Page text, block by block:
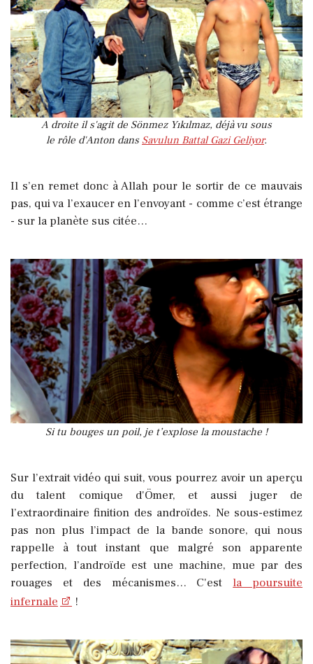
A droite il s'agit de Sönmez Yıkılmaz, déjà vu sous
le rôle d'Anton dans Savulun Battal Gazi Geliyor.
Il s’en remet donc à Allah pour le sortir de ce mauvais
pas, qui va l’exaucer en l’envoyant - comme c’est étrange
- sur la planète sus citée…
Si tu bouges un poil, je t’explose la moustache !
Sur l’extrait vidéo qui suit, vous pourrez avoir un aperçu
du talent comique d'Ömer, et aussi juger de
l’extraordinaire finition des androïdes. Ne sous-estimez
pas non plus l’impact de la bande sonore, qui nous
rappelle à tout instant que malgré son apparente
perfection, l’androïde est une machine, mue par des
rouages et des mécanismes… C'est la poursuite
infernale
!